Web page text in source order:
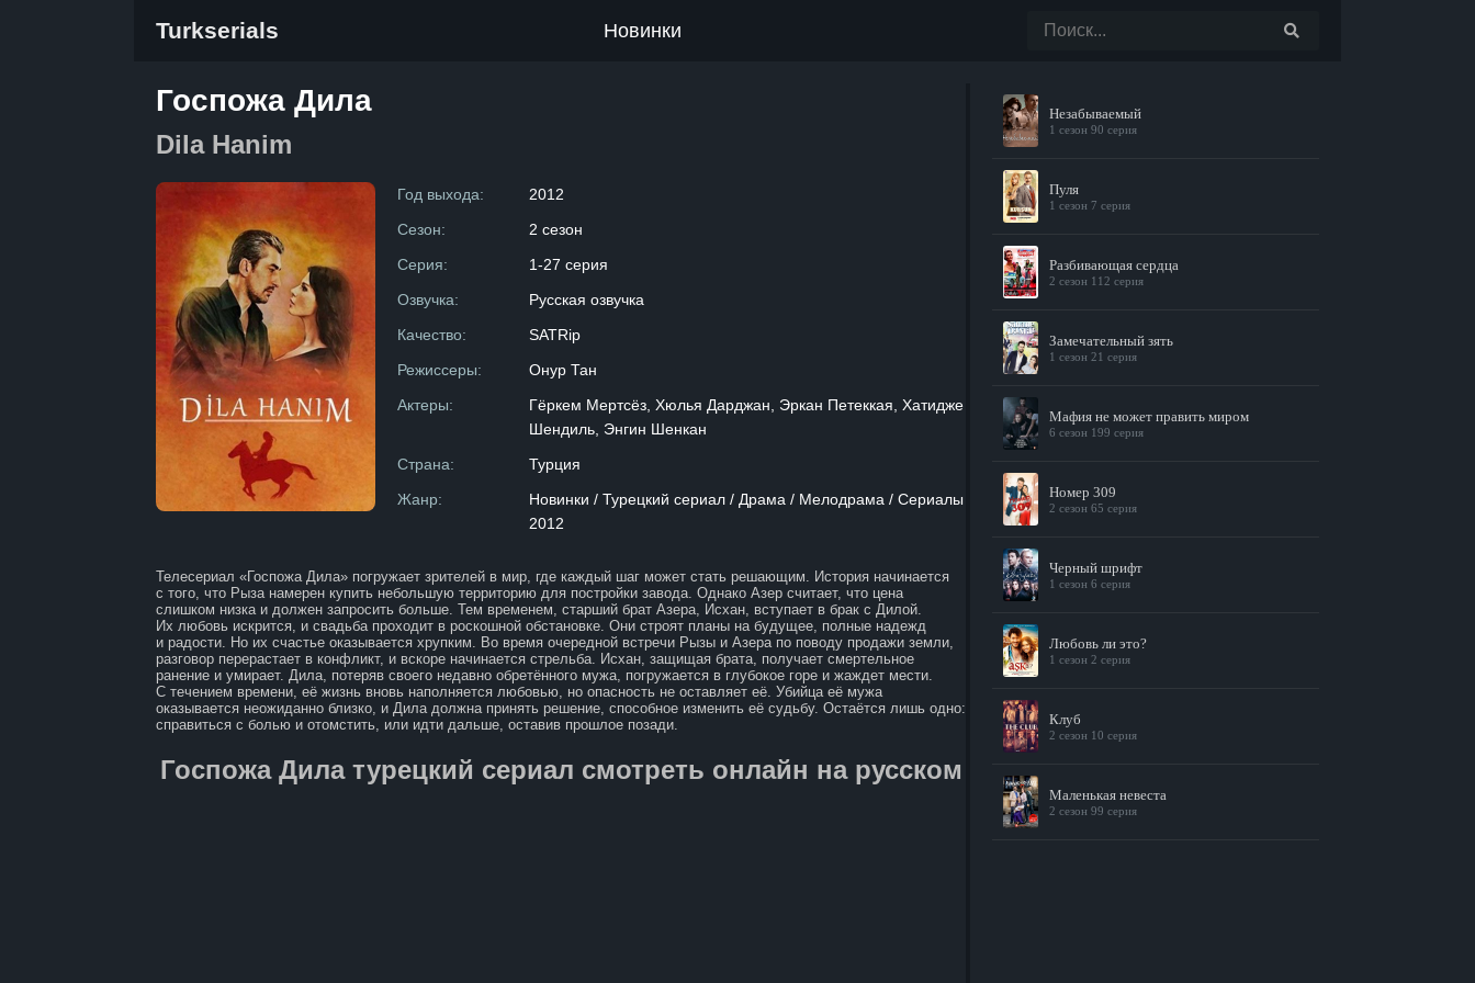
Turkserials Новинки
Госпожа Дила
Dila Hanim
Год выхода:
2012
Сезон:
2 сезон
Серия:
1-27 серия
Озвучка:
Русская озвучка
Качество:
SATRip
Режиссеры:
Онур Тан
Актеры:
Гёркем Мертсёз, Хюлья Дарджан, Эркан Петеккая, Хатидже
Шендиль, Энгин Шенкан
Страна:
Турция
Жанр:
Новинки / Турецкий сериал / Драма / Мелодрама / Сериалы
2012
Телесериал «Госпожа Дила» погружает зрителей в мир, где каждый шаг может стать решающим. История начинается
с того, что Рыза намерен купить небольшую территорию для постройки завода. Однако Азер считает, что цена
слишком низка и должен запросить больше. Тем временем, старший брат Азера, Исхан, вступает в брак с Дилой.
Их любовь искрится, и свадьба проходит в роскошной обстановке. Они строят планы на будущее, полные надежд
и радости. Но их счастье оказывается хрупким. Во время очередной встречи Рызы и Азера по поводу продажи земли,
разговор перерастает в конфликт, и вскоре начинается стрельба. Исхан, защищая брата, получает смертельное
ранение и умирает. Дила, потеряв своего недавно обретённого мужа, погружается в глубокое горе и жаждет мести.
С течением времени, её жизнь вновь наполняется любовью, но опасность не оставляет её. Убийца её мужа
оказывается неожиданно близко, и Дила должна принять решение, способное изменить её судьбу. Остаётся лишь одно:
справиться с болью и отомстить, или идти дальше, оставив прошлое позади.
Госпожа Дила турецкий сериал смотреть онлайн на русском
Незабываемый
1 сезон 90 серия
Пуля
1 сезон 7 серия
Разбивающая сердца
2 сезон 112 серия
Замечательный зять
1 сезон 21 серия
Мафия не может править миром
6 сезон 199 серия
Номер 309
2 сезон 65 серия
Черный шрифт
1 сезон 6 серия
Любовь ли это?
1 сезон 2 серия
Клуб
2 сезон 10 серия
Маленькая невеста
2 сезон 99 серия